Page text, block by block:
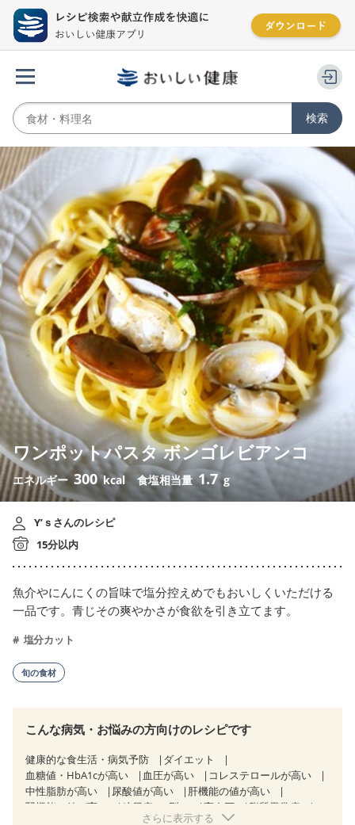
ワンポットパスタ ボンゴレビアンコ
エネルギー300 kcal 食塩相当量1.7 g
Y’ｓさんのレシピ
15分以内
魚介やにんにくの旨味で塩分控えめでもおいしくいただける
一品です。青じその爽やかさが食欲を引き立てます。
塩分カット
旬の食材
こんな病気・お悩みの方向けのレシピです
健康的な食生活・病気予防
ダイエット
血糖値・HbA1cが高い
血圧が高い
コレステロールが高い
中性脂肪が高い
尿酸値が高い
肝機能の値が高い
腎機能の値が高い
糖尿病（2型） 高血圧
脂質異常症
さらに表示する